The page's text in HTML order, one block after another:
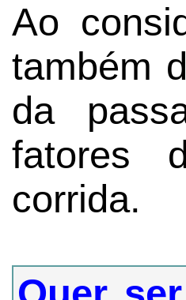
Ao
também
da
fatores
corrida.